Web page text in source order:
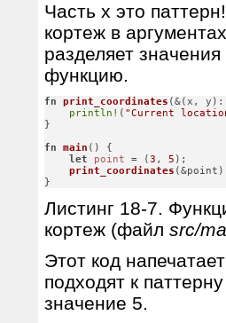
Часть x это
кортеж в
разделяет
функцию.
fn print_coordinates (&(x, y):
println! ( "Current
}
fn
main () {
let
point = (3 , 5 );
print_coordinates
}
Листинг 18-7.
кортеж (файл src/
Этот код
подходят к
значение 5.